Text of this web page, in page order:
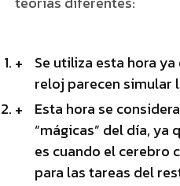
Se utiliza esta hora
reloj parecen simular
Esta hora se
“mágicas” del día, ya
es cuando el cerebro
para las tareas del